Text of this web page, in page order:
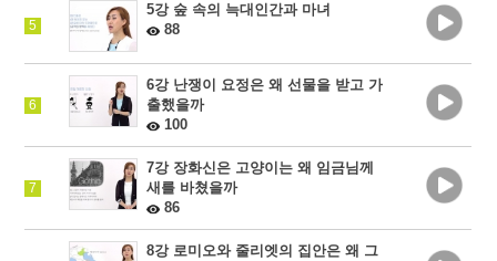
5
5강 숲 속의 늑대인간과 마녀
88
6
6강 난쟁이 요정은 왜 선물을 받고 가
출했을까
100
7
7강 장화신은 고양이는 왜 임금님께
새를 바쳤을까
86
8강 로미오와 줄리엣의 집안은 왜 그